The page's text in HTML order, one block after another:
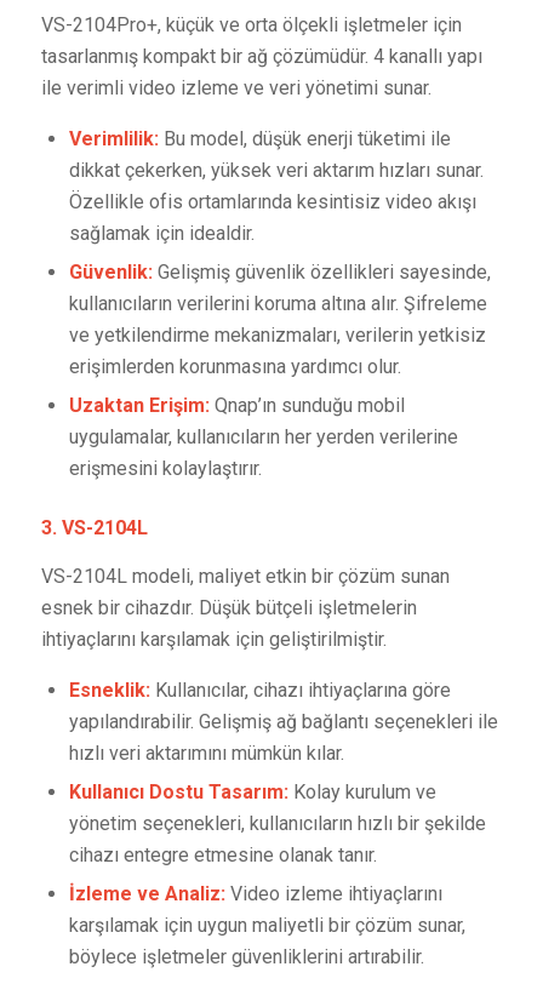
VS-2104Pro+, küçük ve orta ölçekli işletmeler için
tasarlanmış kompakt bir ağ çözümüdür. 4 kanallı yapı
ile verimli video izleme ve veri yönetimi sunar.
Verimlilik: Bu model, düşük enerji tüketimi ile
dikkat çekerken, yüksek veri aktarım hızları sunar.
Özellikle ofis ortamlarında kesintisiz video akışı
sağlamak için idealdir.
Güvenlik: Gelişmiş güvenlik özellikleri sayesinde,
kullanıcıların verilerini koruma altına alır. Şifreleme
ve yetkilendirme mekanizmaları, verilerin yetkisiz
erişimlerden korunmasına yardımcı olur.
Uzaktan Erişim: Qnap’ın sunduğu mobil
uygulamalar, kullanıcıların her yerden verilerine
erişmesini kolaylaştırır.
3. VS-2104L
VS-2104L modeli, maliyet etkin bir çözüm sunan
esnek bir cihazdır. Düşük bütçeli işletmelerin
ihtiyaçlarını karşılamak için geliştirilmiştir.
Esneklik: Kullanıcılar, cihazı ihtiyaçlarına göre
yapılandırabilir. Gelişmiş ağ bağlantı seçenekleri ile
hızlı veri aktarımını mümkün kılar.
Kullanıcı Dostu Tasarım: Kolay kurulum ve
yönetim seçenekleri, kullanıcıların hızlı bir şekilde
cihazı entegre etmesine olanak tanır.
İzleme ve Analiz: Video izleme ihtiyaçlarını
karşılamak için uygun maliyetli bir çözüm sunar,
böylece işletmeler güvenliklerini artırabilir.